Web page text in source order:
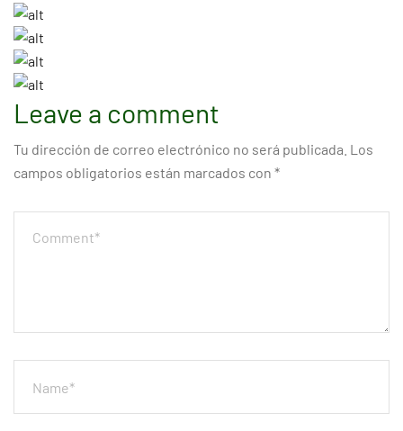
Leave a comment
Tu dirección de correo electrónico no será publicada. Los
campos obligatorios están marcados con *